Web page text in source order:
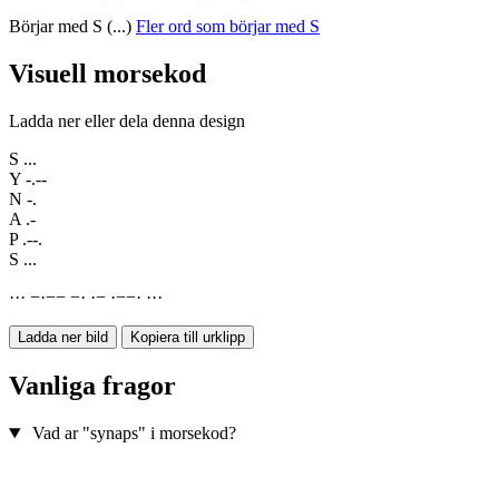
Börjar med S (...) Fler ord som börjar med S
Visuell morsekod
Ladda ner eller dela denna design
S ...
Y -.--
N -.
A .-
P .--.
S ...
··· −·−− −· ·− ·−−· ···
Ladda ner bild Kopiera till urklipp
Vanliga fragor
Vad ar "synaps" i morsekod?